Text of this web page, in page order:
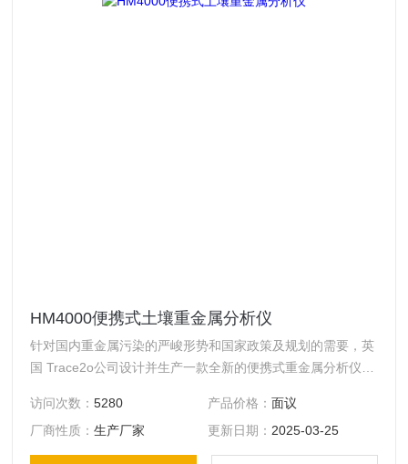
HM4000便携式土壤重金属分析仪
针对国内重金属污染的严峻形势和国家政策及规划的需要，英
国 Trace2o公司设计并生产一款全新的便携式重金属分析仪一
和便于携带等优点。该仪器*由 Trace2o公司在英国设计生
产。HM4000仪器由 Metalyser手持端和现场土壤前处理装置
组成。依照简单明确的操作步骤，即可在现场完成士壤样品的
访问次数：5280 产品价格： 面议
厂商性质：生产厂家 更新日期： 2025-03-25